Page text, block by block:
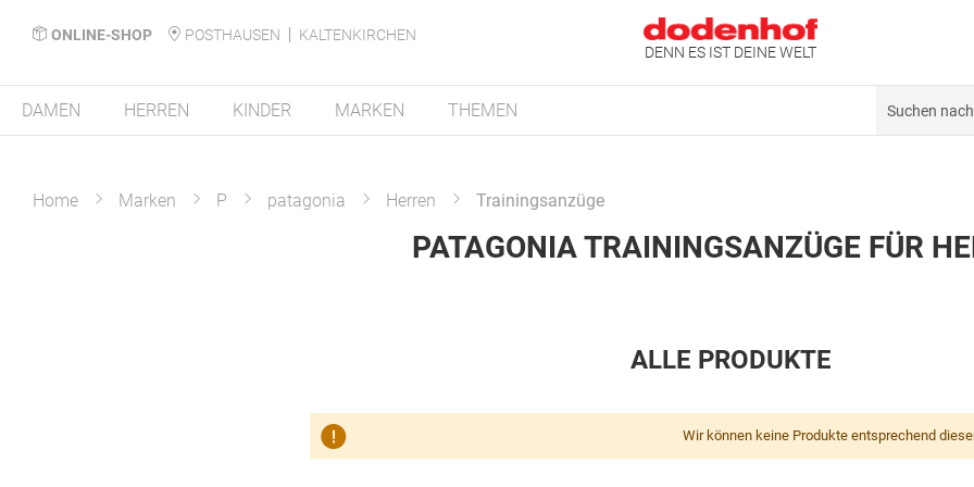
ONLINE-SHOP POSTHAUSEN
KALTENKIRCHEN
DENN ES IST DEINE WELT
DAMEN HERREN KINDER MARKEN THEMEN
Home Marken P patagonia Herren Trainingsanzüge
PATAGONIA TRAININGSANZÜGE FÜR
ALLE PRODUKTE
Wir können keine Produkte entsprechend